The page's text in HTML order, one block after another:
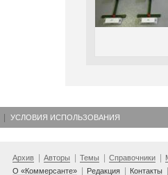
УСЛОВИЯ ИСПОЛЬЗОВАНИЯ
Архив Авторы Темы Справочники
О «Коммерсанте»
Редакция Контакты